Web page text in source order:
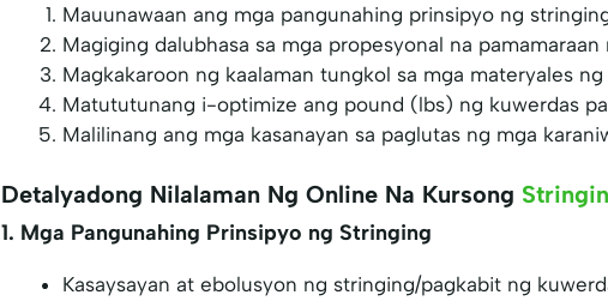
Mauunawaan ang mga pangunahing prinsipyo ng
Magiging dalubhasa sa mga propesyonal na
Magkakaroon ng kaalaman tungkol sa mga materyales
Matututunang i-optimize ang pound (lbs) ng kuwerdas
Malilinang ang mga kasanayan sa paglutas ng mga
Detalyadong Nilalaman Ng Online Na Kursong
1. Mga Pangunahing Prinsipyo ng Stringing
Kasaysayan at ebolusyon ng stringing/pagkabit ng